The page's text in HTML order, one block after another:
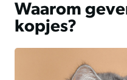
Waarom
kopjes?